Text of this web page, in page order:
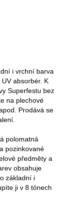
i vrchní barva
absorbér. K
Superfestu bez
na plechové
Prodává se
polomatná
pozinkované
předměty a
obsahuje
základní i
ji v 8 tónech